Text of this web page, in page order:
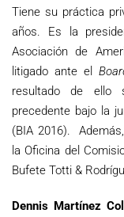
Tiene su práctica
años. Es la
Asociación de
litigado ante el
resultado de ello
precedente bajo la
(BIA 2016).
la Oficina del
Bufete Totti &
Dennis Martínez